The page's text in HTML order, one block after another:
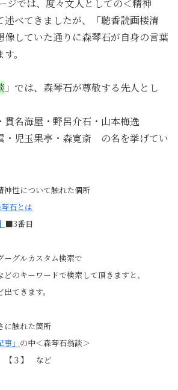
ジでは、度々文人としての＜精神
述べてきましたが、「聴香読画楼清
像していた通りに森琴石が自身の言葉
。
」では、森琴石が尊敬する先人とし
貫名海屋・野呂介石・山本梅逸
・児玉果亭・森寛斎 の名を挙げてい
性について触れた個所
石とは
■3番目
ーグルカスタム検索で
キーワードで検索して頂きますと、
きます。
に触れた箇所
」 の中＜森琴石翁談＞
【３】 など